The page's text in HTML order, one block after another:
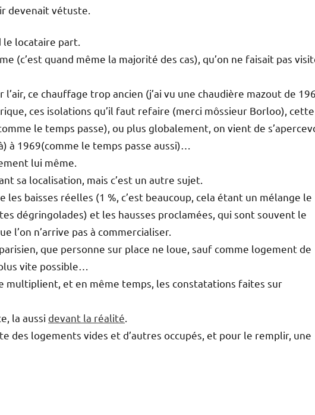
devenait vétuste.
le locataire part.
(c’est quand même la majorité des cas), qu’on ne faisait pas
ce chauffage trop ancien (j’ai vu une chaudière mazout de
ces isolations qu’il faut refaire (merci môssieur Borloo), cette
le temps passe), ou plus globalement, on vient de
1969(comme le temps passe aussi)…
lui même.
sa localisation, mais c’est un autre sujet.
baisses réelles (1 %, c’est beaucoup, cela étant un mélange le
dégringolades) et les hausses proclamées, qui sont souvent le
l’on n’arrive pas à commercialiser.
que personne sur place ne loue, sauf comme logement de
vite possible…
multiplient, et en même temps, les constatations faites sur
la aussi devant la réalité
des logements vides et d’autres occupés, et pour le remplir, une